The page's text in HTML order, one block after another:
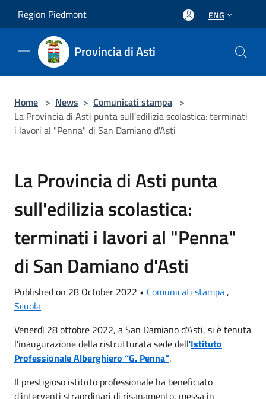
Region Piedmont ENG
Provincia di Asti
Home > News > Comunicati stampa >
La Provincia di Asti punta sull'edilizia scolastica: terminati
i lavori al "Penna" di San Damiano d'Asti
La Provincia di Asti punta
sull'edilizia scolastica:
terminati i lavori al "Penna"
di San Damiano d'Asti
Published on 28 October 2022 • Comunicati stampa ,
Scuola
Venerdì 28 ottobre 2022, a San Damiano d'Asti, si è tenuta
l'inaugurazione della ristrutturata sede dell'Istituto
Professionale Alberghiero “G. Penna”.
Il prestigioso istituto professionale ha beneficiato
d'interventi straordinari di risanamento, messa in